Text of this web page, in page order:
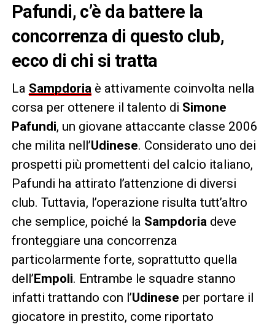
Pafundi, c’è da battere la
concorrenza di questo club,
ecco di chi si tratta
La Sampdoria è attivamente coinvolta nella
corsa per ottenere il talento di Simone
Pafundi, un giovane attaccante classe 2006
che milita nell’Udinese. Considerato uno dei
prospetti più promettenti del calcio italiano,
Pafundi ha attirato l’attenzione di diversi
club. Tuttavia, l’operazione risulta tutt’altro
che semplice, poiché la Sampdoria deve
fronteggiare una concorrenza
particolarmente forte, soprattutto quella
dell’Empoli. Entrambe le squadre stanno
infatti trattando con l’Udinese per portare il
giocatore in prestito, come riportato